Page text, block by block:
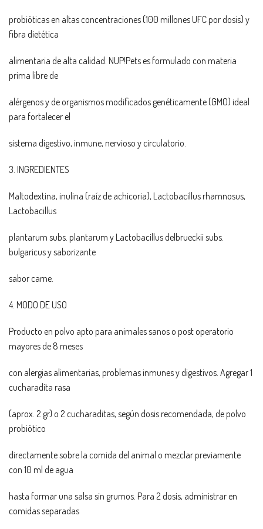
probióticas en altas concentraciones (100 millones UFC por dosis) y
fibra dietética
alimentaria de alta calidad. NUP!Pets es formulado con materia
prima libre de
alérgenos y de organismos modificados genéticamente (GMO) ideal
para fortalecer el
sistema digestivo, inmune, nervioso y circulatorio.
3. INGREDIENTES
Maltodextina, inulina (raíz de achicoria), Lactobacillus rhamnosus,
Lactobacillus
plantarum subs. plantarum y Lactobacillus delbrueckii subs.
bulgaricus y saborizante
sabor carne.
4. MODO DE USO
Producto en polvo apto para animales sanos o post operatorio
mayores de 8 meses
con alergias alimentarias, problemas inmunes y digestivos. Agregar 1
cucharadita rasa
(aprox. 2 gr) o 2 cucharaditas, según dosis recomendada, de polvo
probiótico
directamente sobre la comida del animal o mezclar previamente
con 10 ml de agua
hasta formar una salsa sin grumos. Para 2 dosis, administrar en
comidas separadas